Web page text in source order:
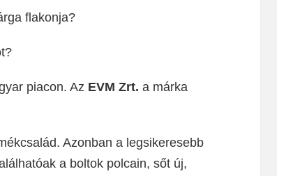
flakonja?
piacon. Az EVM Zrt. a márka
Azonban a legsikeresebb
a boltok polcain, sőt új,